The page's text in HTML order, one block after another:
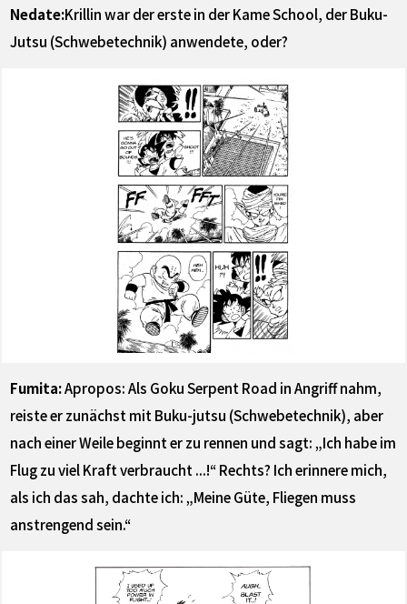
Nedate:Krillin war der erste in der Kame School, der Buku-
Jutsu (Schwebetechnik) anwendete, oder?
Fumita:Apropos: Als Goku Serpent Road in Angriff nahm,
reiste er zunächst mit Buku-jutsu (Schwebetechnik), aber
nach einer Weile beginnt er zu rennen und sagt: „Ich habe im
Flug zu viel Kraft verbraucht ...!“ Rechts? Ich erinnere mich,
als ich das sah, dachte ich: „Meine Güte, Fliegen muss
anstrengend sein.“